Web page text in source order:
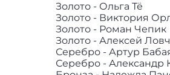
Золото - Ольга Тё
Золото - Виктория
Золото - Роман Чепик
Золото - Алексей
Серебро - Артур
Серебро - Александр